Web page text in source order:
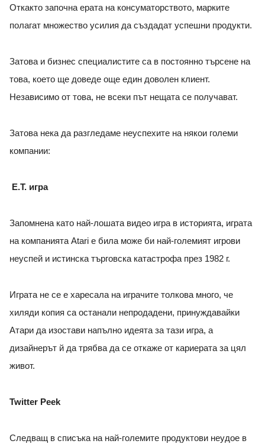
Откакто започна ерата на консуматорството, марките
полагат множество усилия да създадат успешни продукти.
Затова и бизнес специалистите са в постоянно търсене на
това, което ще доведе още един доволен клиент.
Независимо от това, не всеки път нещата се получават.
Затова нека да разгледаме неуспехите на някои големи
компании:
E.T. игра
Запомнена като най-лошата видео игра в историята, играта
на компанията Atari е била може би най-големият игрови
неуспей и истинска търговска катастрофа през 1982 г.
Играта не се е харесала на играчите толкова много, че
хиляди копия са останали непродадени, принуждавайки
Атари да изостави напълно идеята за тази игра, а
дизайнерът й да трябва да се откаже от кариерата за цял
живот.
Twitter Peek
Следващ в списъка на най-големите продуктови неудое в